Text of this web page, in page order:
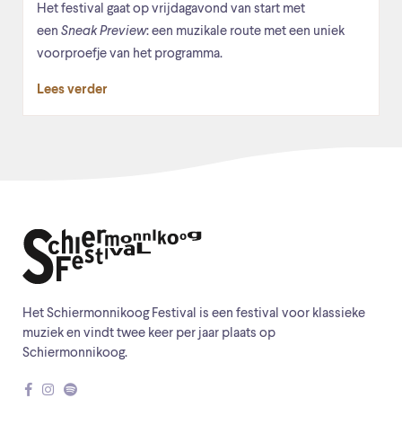
Het festival gaat op vrijdagavond van start met
een Sneak Preview: een muzikale route met een uniek
voorproefje van het programma.
Lees verder
Het Schiermonnikoog Festival is een festival voor klassieke
muziek en vindt twee keer per jaar plaats op
Schiermonnikoog.